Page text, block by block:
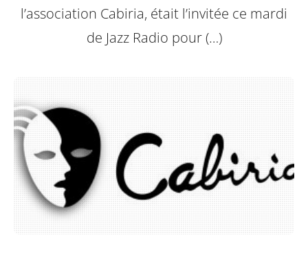
l’association Cabiria, était l’invitée ce mardi
de Jazz Radio pour (…)